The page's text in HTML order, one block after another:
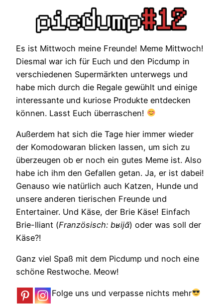
Es ist Mittwoch meine Freunde! Meme Mittwoch!
Diesmal war ich für Euch und den Picdump in
verschiedenen Supermärkten unterwegs und
habe mich durch die Regale gewühlt und einige
interessante und kuriose Produkte entdecken
können. Lasst Euch überraschen!
Außerdem hat sich die Tage hier immer wieder
der Komodowaran blicken lassen, um sich zu
überzeugen ob er noch ein gutes Meme ist. Also
habe ich ihm den Gefallen getan. Ja, er ist dabei!
Genauso wie natürlich auch Katzen, Hunde und
unsere anderen tierischen Freunde und
Entertainer. Und Käse, der Brie Käse! Einfach
Brie-lliant (Französisch: bʁijɑ̃) oder was soll der
Käse?!
Ganz viel Spaß mit dem Picdump und noch eine
schöne Restwoche. Meow!
Folge uns und verpasse nichts mehr